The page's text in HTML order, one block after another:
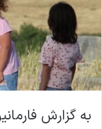
ل
به گزارش